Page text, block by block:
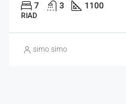
7 3 1100
RIAD
simo simo